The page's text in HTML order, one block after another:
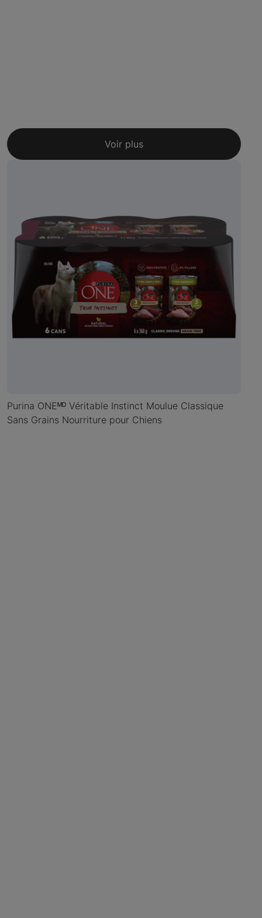
Voir plus
Purina ONEᴹᴰ Véritable Instinct Moulue Classique
Sans Grains Nourriture pour Chiens